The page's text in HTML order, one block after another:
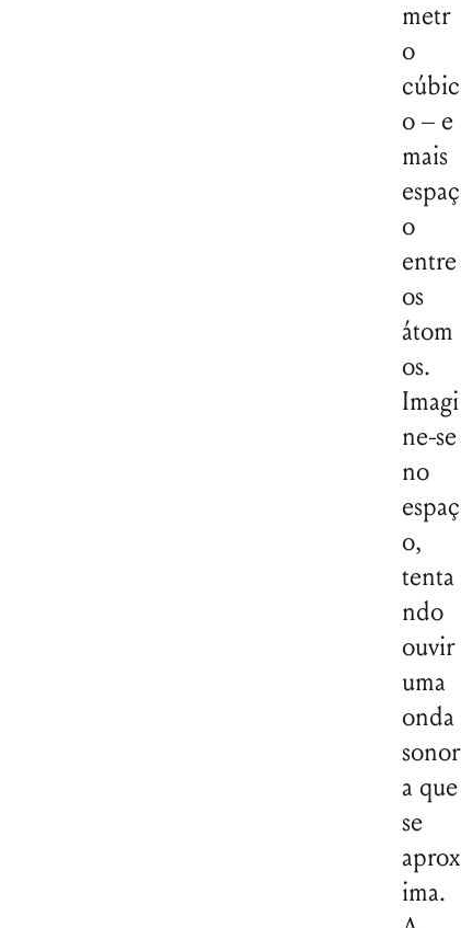
metr
o
cúbic
o – e
mais
espaç
o
entre
os
átom
os.
Imagi
ne-se
no
espaç
o,
tenta
ndo
ouvir
uma
onda
sonor
a que
se
aprox
ima.